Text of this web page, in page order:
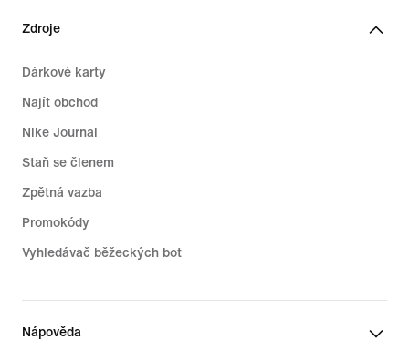
Zdroje
Dárkové karty
Najít obchod
Nike Journal
Staň se členem
Zpětná vazba
Promokódy
Vyhledávač běžeckých bot
Nápověda